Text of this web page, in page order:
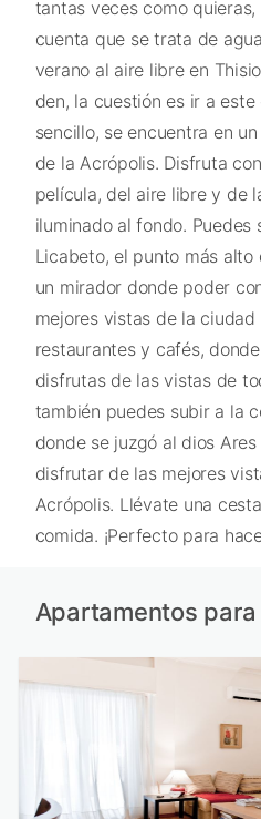
tantas veces como
cuenta que se trata de
verano al aire libre en
den, la cuestión es ir a este
sencillo, se encuentra en
de la Acrópolis. Disfruta
película, del aire libre y de
iluminado al fondo. Puedes
Licabeto, el punto más alto
un mirador donde poder
mejores vistas de la ciudad
restaurantes y cafés,
disfrutas de las vistas de
también puedes subir a la
donde se juzgó al dios
disfrutar de las mejores
Acrópolis. Llévate una
comida. ¡Perfecto para
Apartamentos